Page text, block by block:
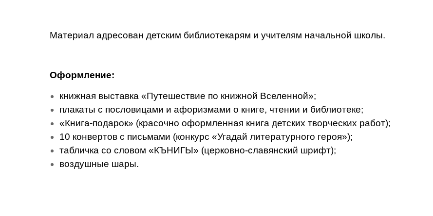
Материал адресован детским библиотекарям и учителям на­чальной школы.
Оформление:
книжная выставка «Путешествие по книжной Вселенной»;
плакаты с пословицами и афоризмами о книге, чтении и библи­отеке;
«Книга-подарок» (красочно оформленная книга детских твор­ческих работ);
10 конвертов с письмами (конкурс «Угадай литературного героя»);
табличка со словом «КЪНИГЫ» (церковно-славянский шрифт);
воздушные шары.